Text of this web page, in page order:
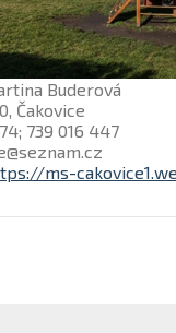
Buderová
Čakovice
739 016 447
ms-